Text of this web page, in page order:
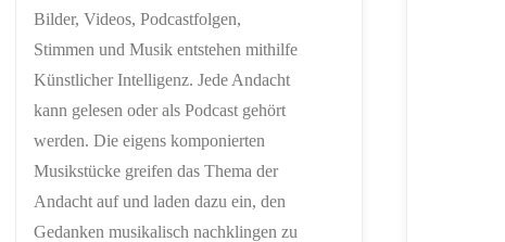
Bilder, Videos, Podcastfolgen,
Stimmen und Musik entstehen mithilfe
Künstlicher Intelligenz. Jede Andacht
kann gelesen oder als Podcast gehört
werden. Die eigens komponierten
Musikstücke greifen das Thema der
Andacht auf und laden dazu ein, den
Gedanken musikalisch nachklingen zu